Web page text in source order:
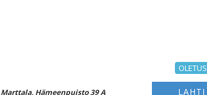
OLETUS
Marttala, Hämeenpuisto 39 A LAHTI